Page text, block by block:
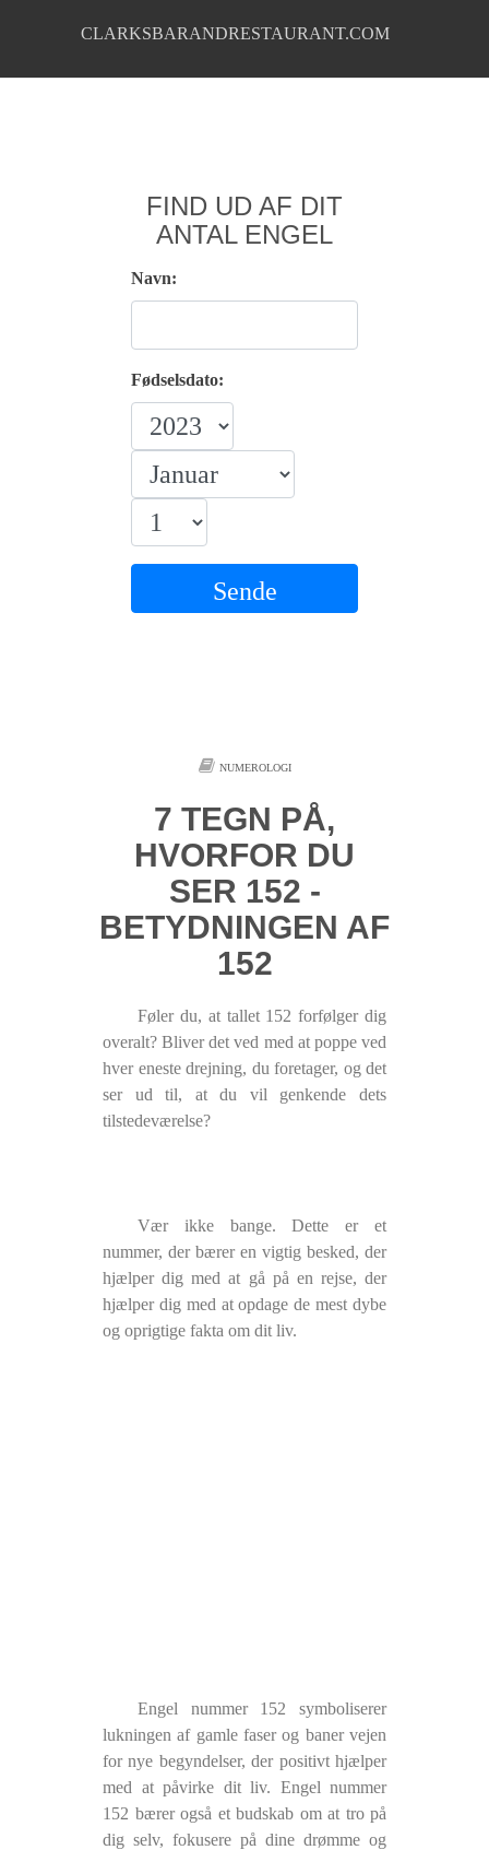
CLARKSBARANDRESTAURANT.COM
FIND UD AF DIT
ANTAL ENGEL
Navn:
Fødselsdato:
Sende
NUMEROLOGI
7 TEGN PÅ,
HVORFOR DU
SER 152 -
BETYDNINGEN AF
​​152
Føler du, at tallet 152 forfølger dig
overalt? Bliver det ved med at poppe ved
hver eneste drejning, du foretager, og det
ser ud til, at du vil genkende dets
tilstedeværelse?
Vær ikke bange. Dette er et
nummer, der bærer en vigtig besked, der
hjælper dig med at gå på en rejse, der
hjælper dig med at opdage de mest dybe
og oprigtige fakta om dit liv.
Engel nummer 152 symboliserer
lukningen af ​​gamle faser og baner vejen
for nye begyndelser, der positivt hjælper
med at påvirke dit liv. Engel nummer
152 bærer også et budskab om at tro på
dig selv, fokusere på dine drømme og